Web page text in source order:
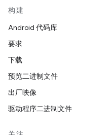
构建
Android 代码库
要求
下载
预览二进制文件
出厂映像
驱动程序二进制文件